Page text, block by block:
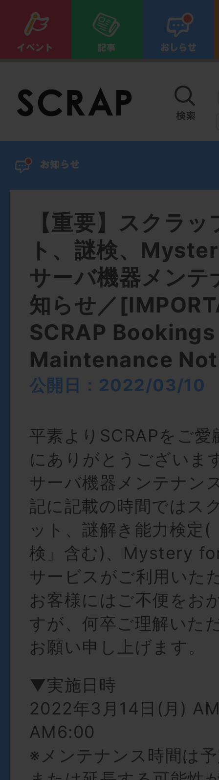
【重要】スクラ
ト、謎検、
サーバ機器メンテ
知らせ／
SCRAP
Maintenance
公開日：2022/03/10
平素よりSCRAPをご愛
にありがとうございま
サーバ機器メンテナン
記に記載の時間ではス
ット、謎解き能力検定(
検」含む)、Mystery
サービスがご利用いた
お客様にはご不便をお
すが、何卒ご理解いた
お願い申し上げます。
▼実施日時
2022年3月14日(月)
AM6:00
※メンテナンス時間は